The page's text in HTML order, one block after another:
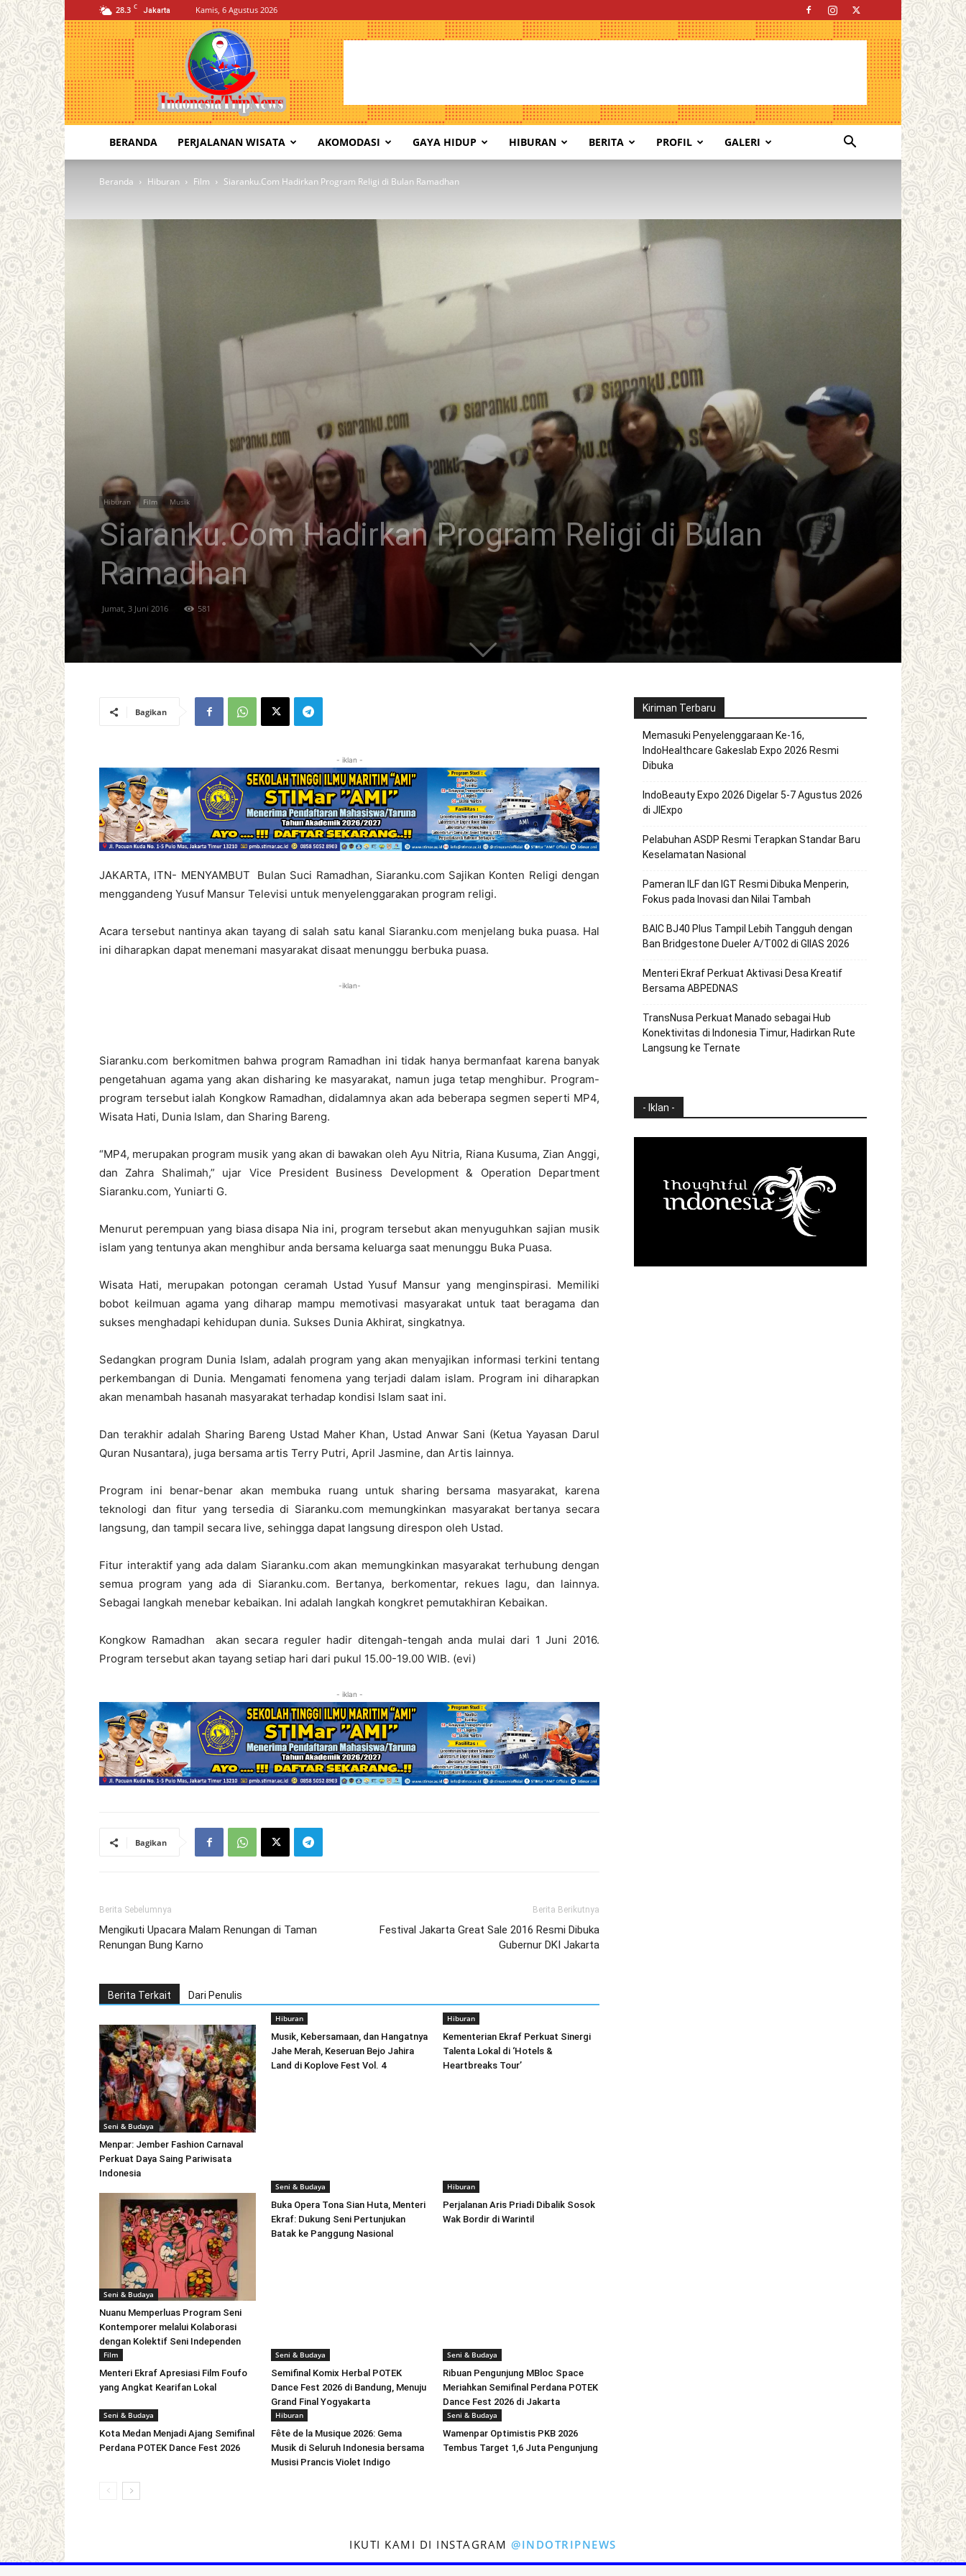
28.3 C Jakarta Kamis, 6 Agustus 2026
Indonesia
Trip
News
BERANDA PERJALANAN WISATA AKOMODASI GAYA HIDUP HIBURAN BERITA PROFIL GALERI
Beranda Hiburan Film Siaranku.Com Hadirkan Program Religi di Bulan Ramadhan
Hiburan Film Musik
Siaranku.Com Hadirkan Program Religi di Bulan
Ramadhan
Jumat, 3 Juni 2016 581
Bagikan
- iklan -
JAKARTA, ITN- MENYAMBUT Bulan Suci Ramadhan, Siaranku.com Sajikan Konten Religi dengan
menggandeng Yusuf Mansur Televisi untuk menyelenggarakan program religi.
Acara tersebut nantinya akan tayang di salah satu kanal Siaranku.com menjelang buka puasa. Hal
ini diharapkan dapat menemani masyarakat disaat menunggu berbuka puasa.
-iklan-
Siaranku.com berkomitmen bahwa program Ramadhan ini tidak hanya bermanfaat karena banyak
pengetahuan agama yang akan disharing ke masyarakat, namun juga tetap menghibur. Program-
program tersebut ialah Kongkow Ramadhan, didalamnya akan ada beberapa segmen seperti MP4,
Wisata Hati, Dunia Islam, dan Sharing Bareng.
“MP4, merupakan program musik yang akan di bawakan oleh Ayu Nitria, Riana Kusuma, Zian Anggi,
dan Zahra Shalimah,” ujar Vice President Business Development & Operation Department
Siaranku.com, Yuniarti G.
Menurut perempuan yang biasa disapa Nia ini, program tersebut akan menyuguhkan sajian musik
islam yang tentunya akan menghibur anda bersama keluarga saat menunggu Buka Puasa.
Wisata Hati, merupakan potongan ceramah Ustad Yusuf Mansur yang menginspirasi. Memiliki
bobot keilmuan agama yang diharap mampu memotivasi masyarakat untuk taat beragama dan
sukses menghadapi kehidupan dunia. Sukses Dunia Akhirat, singkatnya.
Sedangkan program Dunia Islam, adalah program yang akan menyajikan informasi terkini tentang
perkembangan di Dunia. Mengamati fenomena yang terjadi dalam islam. Program ini diharapkan
akan menambah hasanah masyarakat terhadap kondisi Islam saat ini.
Dan terakhir adalah Sharing Bareng Ustad Maher Khan, Ustad Anwar Sani (Ketua Yayasan Darul
Quran Nusantara), juga bersama artis Terry Putri, April Jasmine, dan Artis lainnya.
Program ini benar-benar akan membuka ruang untuk sharing bersama masyarakat, karena
teknologi dan fitur yang tersedia di Siaranku.com memungkinkan masyarakat bertanya secara
langsung, dan tampil secara live, sehingga dapat langsung direspon oleh Ustad.
Fitur interaktif yang ada dalam Siaranku.com akan memungkinkan masyarakat terhubung dengan
semua program yang ada di Siaranku.com. Bertanya, berkomentar, rekues lagu, dan lainnya.
Sebagai langkah menebar kebaikan. Ini adalah langkah kongkret pemutakhiran Kebaikan.
Kongkow Ramadhan akan secara reguler hadir ditengah-tengah anda mulai dari 1 Juni 2016.
Program tersebut akan tayang setiap hari dari pukul 15.00-19.00 WIB. (evi)
- iklan -
Bagikan
Berita Sebelumnya
Mengikuti Upacara Malam Renungan di Taman
Renungan Bung Karno
Berita Berikutnya
Festival Jakarta Great Sale 2016 Resmi Dibuka
Gubernur DKI Jakarta
Berita Terkait Dari Penulis
Seni & Budaya
Menpar: Jember Fashion Carnaval
Perkuat Daya Saing Pariwisata
Indonesia
Hiburan
Musik, Kebersamaan, dan Hangatnya
Jahe Merah, Keseruan Bejo Jahira
Land di Koplove Fest Vol. 4
Hiburan
Kementerian Ekraf Perkuat Sinergi
Talenta Lokal di ‘Hotels &
Heartbreaks Tour’
Seni & Budaya
Nuanu Memperluas Program Seni
Kontemporer melalui Kolaborasi
dengan Kolektif Seni Independen
Seni & Budaya
Buka Opera Tona Sian Huta, Menteri
Ekraf: Dukung Seni Pertunjukan
Batak ke Panggung Nasional
Hiburan
Perjalanan Aris Priadi Dibalik Sosok
Wak Bordir di Warintil
Film
Menteri Ekraf Apresiasi Film Foufo
yang Angkat Kearifan Lokal
Seni & Budaya
Semifinal Komix Herbal POTEK
Dance Fest 2026 di Bandung, Menuju
Grand Final Yogyakarta
Seni & Budaya
Ribuan Pengunjung MBloc Space
Meriahkan Semifinal Perdana POTEK
Dance Fest 2026 di Jakarta
Seni & Budaya
Kota Medan Menjadi Ajang Semifinal
Perdana POTEK Dance Fest 2026
Hiburan
Fête de la Musique 2026: Gema
Musik di Seluruh Indonesia bersama
Musisi Prancis Violet Indigo
Seni & Budaya
Wamenpar Optimistis PKB 2026
Tembus Target 1,6 Juta Pengunjung
Kiriman Terbaru
Memasuki Penyelenggaraan Ke-16,
IndoHealthcare Gakeslab Expo 2026 Resmi
Dibuka
IndoBeauty Expo 2026 Digelar 5-7 Agustus 2026
di JIExpo
Pelabuhan ASDP Resmi Terapkan Standar Baru
Keselamatan Nasional
Pameran ILF dan IGT Resmi Dibuka Menperin,
Fokus pada Inovasi dan Nilai Tambah
BAIC BJ40 Plus Tampil Lebih Tangguh dengan
Ban Bridgestone Dueler A/T002 di GIIAS 2026
Menteri Ekraf Perkuat Aktivasi Desa Kreatif
Bersama ABPEDNAS
TransNusa Perkuat Manado sebagai Hub
Konektivitas di Indonesia Timur, Hadirkan Rute
Langsung ke Ternate
- Iklan -
IKUTI KAMI DI INSTAGRAM@INDOTRIPNEWS